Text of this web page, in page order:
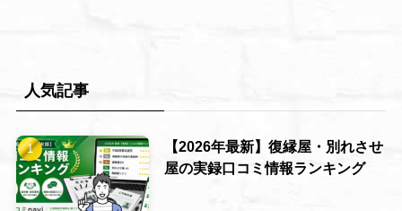
人気記事
【2026年最新】復縁屋・別れさせ
屋の実録口コミ情報ランキング